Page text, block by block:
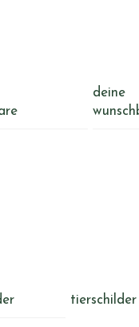
deine
tierschilder